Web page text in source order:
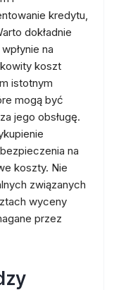
kredytu,
dokładnie
na
koszt
istotnym
mogą być
jego obsługę.
na
koszty. Nie
związanych
wyceny
przez